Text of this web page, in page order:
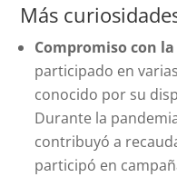
Más
Compromiso con
participado en
conocido por su
Durante la
contribuyó a
participó en